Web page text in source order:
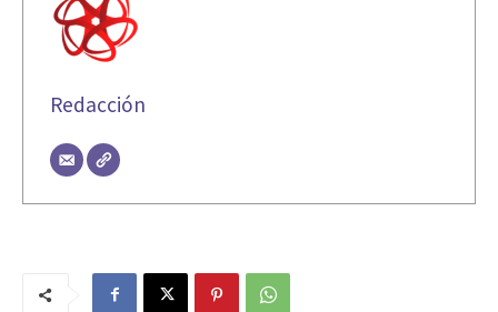
Redacción